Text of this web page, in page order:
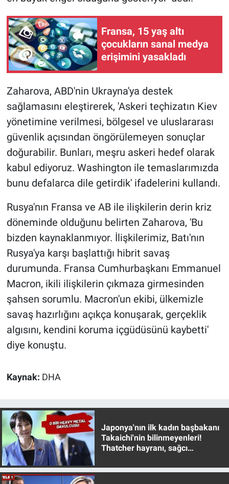
Fransa, 15 yaş altı
çocukların sanal medya
erişimini yasakladı
Zaharova, ABD'nin Ukrayna'ya destek
sağlamasını eleştirerek, 'Askeri teçhizatın Kiev
yönetimine verilmesi, bölgesel ve uluslararası
güvenlik açısından öngörülemeyen sonuçlar
doğurabilir. Bunları, meşru askeri hedef olarak
kabul ediyoruz. Washington ile temaslarımızda
bunu defalarca dile getirdik' ifadelerini kullandı.
Rusya'nın Fransa ve AB ile ilişkilerin derin kriz
döneminde olduğunu belirten Zaharova, 'Bu
bizden kaynaklanmıyor. İlişkilerimiz, Batı'nın
Rusya'ya karşı başlattığı hibrit savaş
durumunda. Fransa Cumhurbaşkanı Emmanuel
Macron, ikili ilişkilerin çıkmaza girmesinden
şahsen sorumlu. Macron'un ekibi, ülkemizle
savaş hazırlığını açıkça konuşarak, gerçeklik
algısını, kendini koruma içgüdüsünü kaybetti'
diye konuştu.
Kaynak: DHA
Japonya'nın ilk kadın başbakanı
Takaichi'nin bilinmeyenleri!
Thatcher hayranı, sağcı
Ne demişti
Nedir
Popüler
Sağlık
Spor
Türkiye'nin Geleceği
Türkiye'nin Gündemi
Yerel Gündem
Yerel Yaşam
Canlı Yayın